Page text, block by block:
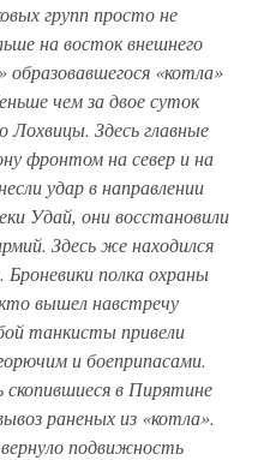
групп просто не
на восток внешнего
«котла»
чем за двое суток
Лохвицы. Здесь главные
фронтом на север и на
удар в направлении
Удай, они восстановили
Здесь же находился
полка охраны
вышел навстречу
танкисты привели
и боеприпасами.
в Пирятине
раненых из «котла».
подвижность